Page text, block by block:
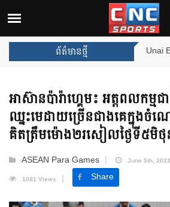
ព័ត៌មានថ្មី Unai Emery សន្
អាស៊ានប៉ារ៉ាហ្គេម៖ អត្តពលកម្ម
ឈ្នះមេដាយច្រើនជាងគេក្នុង
គិតត្រឹមម៉ោង២រសៀលថ្ងៃទី៥មិថុ
ASEAN Para Games
June 5th,
1081 Views
Share